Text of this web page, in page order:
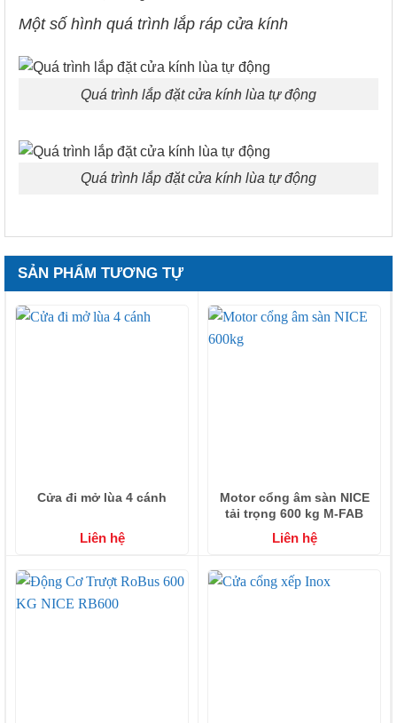
Một số hình quá trình lắp ráp cửa kính
Quá trình lắp đặt cửa kính lùa tự động
Quá trình lắp đặt cửa kính lùa tự động
SẢN PHẨM TƯƠNG TỰ
Cửa đi mở lùa 4 cánh
Liên hệ
Motor cổng âm sàn NICE
tải trọng 600 kg M-FAB
Liên hệ